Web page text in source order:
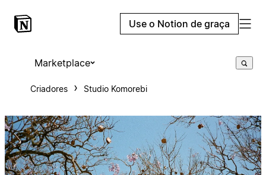
Use o Notion de graça
Marketplace
Criadores Studio Komorebi